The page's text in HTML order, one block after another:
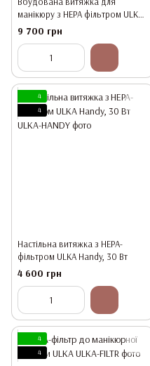
манікюру з HEPA фільтром ULKA
Premium, 52 Вт, Біла
9 700 грн
4
4
Настільна витяжка з HEPA-
фільтром ULKA Handy, 30 Вт
4 600 грн
4
4